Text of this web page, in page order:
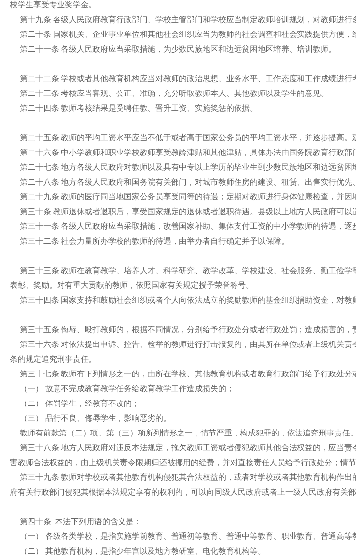
校学生享受专业奖学金。
第十九条 各级人民政府教育行政部门、学校主管部门和学校应当制定教师培训规划，对教师进行
第二十条 国家机关、企业事业单位和其他社会组织应当为教师的社会调查和社会实践提供方便，
第二十一条 各级人民政府应当采取措施，为少数民族地区和边远贫困地区培养、培训教师。
第二十二条 学校或者其他教育机构应当对教师的政治思想、业务水平、工作态度和工作成绩进
第二十三条 考核应当客观、公正、准确，充分听取教师本人、其他教师以及学生的意见。
第二十四条 教师考核结果是受聘任教、晋升工资、实施奖惩的依据。
第二十五条 教师的平均工资水平应当不低于或者高于国家公务员的平均工资水平，并逐步提高
第二十六条 中小学教师和职业学校教师享受教龄津贴和其他津贴，具体办法由国务院教育行政部
第二十七条 地方各级人民政府对教师以及具有中专以上学历的毕业生到少数民族地区和边远贫困
第二十八条 地方各级人民政府和国务院有关部门，对城市教师住房的建设、租赁、出售实行优
第二十九条 教师的医疗同当地国家公务员享受同等的待遇；定期对教师进行身体健康检查，并
第三十条 教师退休或者退职后，享受国家规定的退休或者退职待遇。县级以上地方人民政府可
第三十一条 各级人民政府应当采取措施，改善国家补助、集体支付工资的中小学教师的待遇，
第三十二条 社会力量所办学校的教师的待遇，由举办者自行确定并予以保障。
第三十三条 教师在教育教学、培养人才、科学研究、教学改革、学校建设、社会服务、勤工俭
表彰、奖励。对有重大贡献的教师，依照国家有关规定授予荣誉称号。
第三十四条 国家支持和鼓励社会组织或者个人向依法成立的奖励教师的基金组织捐助资金，对教
第三十五条 侮辱、殴打教师的，根据不同情况，分别给予行政处分或者行政处罚；造成损害的
第三十六条 对依法提出申诉、控告、检举的教师进行打击报复的，由其所在单位或者上级机关
条的规定追究刑事责任。
第三十七条 教师有下列情形之一的，由所在学校、其他教育机构或者教育行政部门给予行政处分
（一） 故意不完成教育教学任务给教育教学工作造成损失的；
（二） 体罚学生，经教育不改的；
（三） 品行不良、侮辱学生，影响恶劣的。
教师有前款第（二）项、第（三）项所列情形之一，情节严重，构成犯罪的，依法追究刑事责任。
第三十八条 地方人民政府对违反本法规定，拖欠教师工资或者侵犯教师其他合法权益的，应当
害教师合法权益的，由上级机关责令限期归还被挪用的经费，并对直接责任人员给予行政处分；情
第三十九条 教师对学校或者其他教育机构侵犯其合法权益的，或者对学校或者其他教育机构作
府有关行政部门侵犯其根据本法规定享有的权利的，可以向同级人民政府或者上一级人民政府有关
第四十条 本法下列用语的含义是：
（一） 各级各类学校，是指实施学前教育、普通初等教育、普通中等教育、职业教育、普通高
（二） 其他教育机构，是指少年宫以及地方教研室、电化教育机构等。